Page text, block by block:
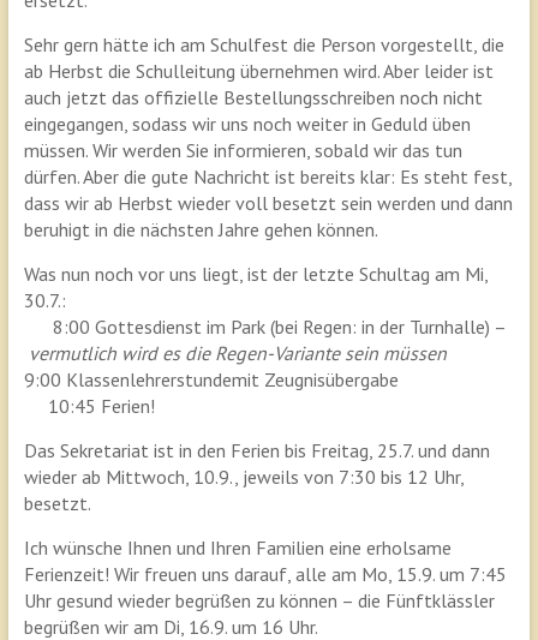
Sehr gern hätte ich am Schulfest die Person vorgestellt, die
ab Herbst die Schulleitung übernehmen wird. Aber leider ist
auch jetzt das offizielle Bestellungsschreiben noch nicht
eingegangen, sodass wir uns noch weiter in Geduld üben
müssen. Wir werden Sie informieren, sobald wir das tun
dürfen. Aber die gute Nachricht ist bereits klar: Es steht fest,
dass wir ab Herbst wieder voll besetzt sein werden und dann
beruhigt in die nächsten Jahre gehen können.
Was nun noch vor uns liegt, ist der letzte Schultag am Mi,
30.7.:
8:00 Gottesdienst im Park (bei Regen: in der Turnhalle) –
vermutlich wird es die Regen-Variante sein müssen
9:00 Klassenlehrerstundemit Zeugnisübergabe
10:45 Ferien!
Das Sekretariat ist in den Ferien bis Freitag, 25.7. und dann
wieder ab Mittwoch, 10.9., jeweils von 7:30 bis 12 Uhr,
besetzt.
Ich wünsche Ihnen und Ihren Familien eine erholsame
Ferienzeit! Wir freuen uns darauf, alle am Mo, 15.9. um 7:45
Uhr gesund wieder begrüßen zu können – die Fünftklässler
begrüßen wir am Di, 16.9. um 16 Uhr.